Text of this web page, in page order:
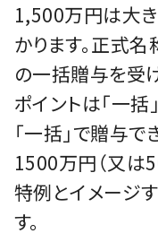
1,500万円は⼤
かります。正式
の⼀括贈与を受
ポイントは「⼀括
「⼀括」で贈与
1500万円（⼜は
特例とイメージ
す。